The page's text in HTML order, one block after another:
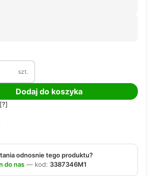
szt.
Dodaj do koszyka
?]
odnosnie tego produktu?
do nas — kod: 3387346M1